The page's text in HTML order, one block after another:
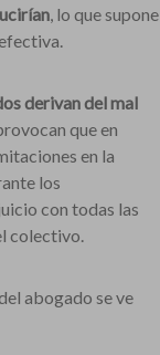
, lo que supone
derivan del mal
que en
en la
los
con todas las
colectivo.
abogado se ve